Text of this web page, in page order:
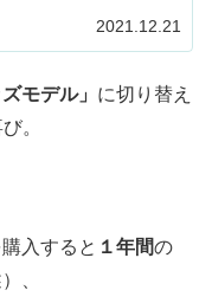
2021.12.21
モデル」 に切り替え
。
入すると １年間の
、